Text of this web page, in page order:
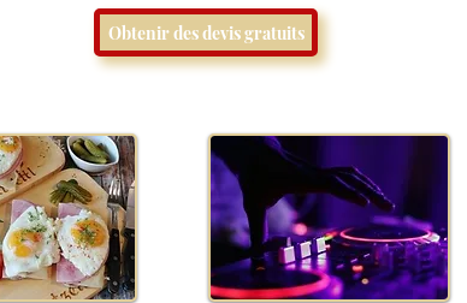
Obtenir des devis gratuits